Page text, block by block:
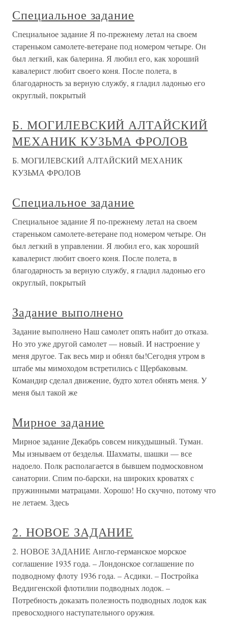
Специальное задание
Специальное задание Я по-прежнему летал на своем
стареньком самолете-ветеране под номером четыре. Он
был легкий, как балерина. Я любил его, как хороший
кавалерист любит своего коня. После полета, в
благодарность за верную службу, я гладил ладонью его
округлый, покрытый
Б. МОГИЛЕВСКИЙ АЛТАЙСКИЙ
МЕХАНИК КУЗЬМА ФРОЛОВ
Б. МОГИЛЕВСКИЙ АЛТАЙСКИЙ МЕХАНИК
КУЗЬМА ФРОЛОВ
Специальное задание
Специальное задание Я по-прежнему летал на своем
стареньком самолете-ветеране под номером четыре. Он
был легкий в управлении. Я любил его, как хороший
кавалерист любит своего коня. После полета, в
благодарность за верную службу, я гладил ладонью его
округлый, покрытый
Задание выполнено
Задание выполнено Наш самолет опять набит до отказа.
Но это уже другой самолет — новый. И настроение у
меня другое. Так весь мир и обнял бы!Сегодня утром в
штабе мы мимоходом встретились с Щербаковым.
Командир сделал движение, будто хотел обнять меня. У
меня был такой же
Мирное задание
Мирное задание Декабрь совсем никудышный. Туман.
Мы изнываем от безделья. Шахматы, шашки — все
надоело. Полк располагается в бывшем подмосковном
санатории. Спим по-барски, на широких кроватях с
пружинными матрацами. Хорошо! Но скучно, потому что
не летаем. Здесь
2. НОВОЕ ЗАДАНИЕ
2. НОВОЕ ЗАДАНИЕ Англо-германское морское
соглашение 1935 года. – Лондонское соглашение по
подводному флоту 1936 года. – Асдики. – Постройка
Веддигенской флотилии подводных лодок. –
Потребность доказать полезность подводных лодок как
превосходного наступательного оружия.